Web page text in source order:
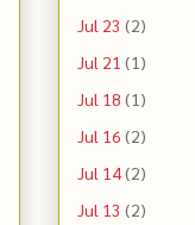
Jul 23 (2)
Jul 21 (1)
Jul 18 (1)
Jul 16 (2)
Jul 14(2)
Jul 13 (2)